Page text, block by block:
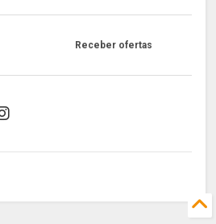
Receber ofertas